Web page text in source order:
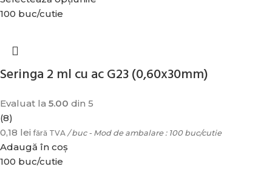
100 buc/cutie
Seringa 2 ml cu ac G23 (0,60x30mm)
Evaluat la 5.00 din 5
(8)
0,18 lei fără TVA / buc - Mod de ambalare : 100 buc/cutie
Adaugă în coș
100 buc/cutie